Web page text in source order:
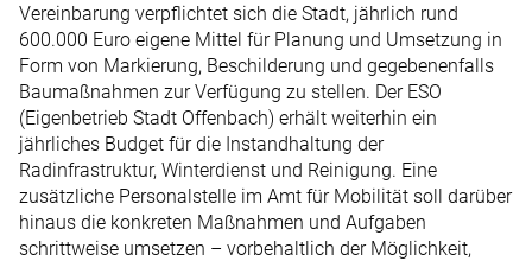
Vereinbarung verpflichtet sich die Stadt, jährlich rund
600.000 Euro eigene Mittel für Planung und Umsetzung in
Form von Markierung, Beschilderung und gegebenenfalls
Baumaßnahmen zur Verfügung zu stellen. Der ESO
(Eigenbetrieb Stadt Offenbach) erhält weiterhin ein
jährliches Budget für die Instandhaltung der
Radinfrastruktur, Winterdienst und Reinigung. Eine
zusätzliche Personalstelle im Amt für Mobilität soll darüber
hinaus die konkreten Maßnahmen und Aufgaben
schrittweise umsetzen – vorbehaltlich der Möglichkeit,